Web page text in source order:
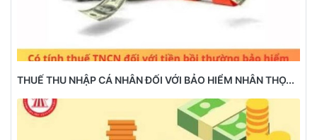
THUẾ THU NHẬP CÁ NHÂN ĐỐI VỚI BẢO HIỂM NHÂN THỌ...